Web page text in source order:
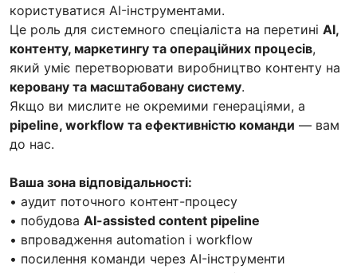
користуватися AI-інструментами.
Це роль для системного спеціаліста на перетині AI,
контенту, маркетингу та операційних процесів,
який уміє перетворювати виробництво контенту на
керовану та масштабовану систему.
Якщо ви мислите не окремими генераціями, а
pipeline, workflow та ефективністю команди — вам
до нас.
Ваша зона відповідальності:
• аудит поточного контент-процесу
• побудова AI-assisted content pipeline
• впровадження automation і workflow
• посилення команди через AI-інструменти